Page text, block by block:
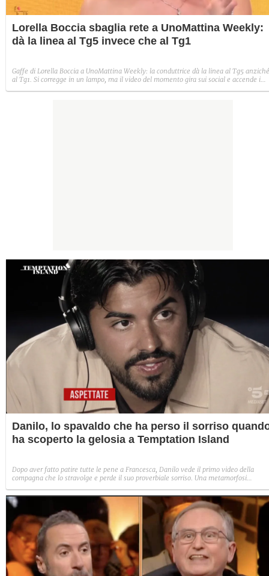
Lorella Boccia sbaglia rete a UnoMattina Weekly:
dà la linea al Tg5 invece che al Tg1
Gaffe di Lorella Boccia a UnoMattina Weekly: la conduttrice dà la linea al Tg5 anziché
al Tg1. Si corregge in un lampo, ma il video del momento gira sui social e accende i
Danilo, lo spavaldo che ha perso il sorriso
ha scoperto la gelosia a Temptation Island
Dopo aver fatto patire tutte le pene a Francesca, Danilo vede il primo video della
compagna che lo stravolge e perde il suo proverbiale sorriso. Una metamorfosi